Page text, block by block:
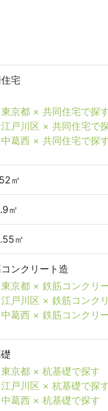
宅
東京都 × 共同住宅で探
江戸川区 × 共同住宅で
中葛西 × 共同住宅で探
㎡
㎡
㎡
ンクリート造
東京都 × 鉄筋コンクリ
江戸川区 × 鉄筋コンク
中葛西 × 鉄筋コンクリ
東京都 × 杭基礎で探す
江戸川区 × 杭基礎で探
中葛西 × 杭基礎で探す